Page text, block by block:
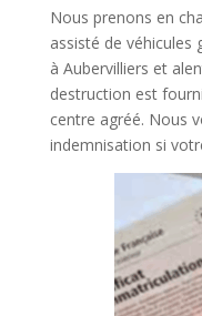
Nous prenons en
assisté de véhicules
à Aubervilliers et
destruction est
centre agréé. Nous
indemnisation si